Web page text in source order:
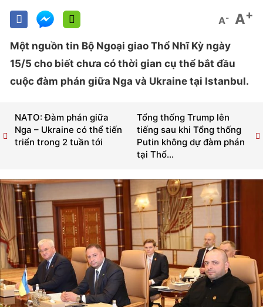
A- A+
Một nguồn tin Bộ Ngoại giao Thổ Nhĩ Kỳ ngày
15/5 cho biết chưa có thời gian cụ thể bắt đầu
cuộc đàm phán giữa Nga và Ukraine tại Istanbul.
Tổng thống Trump lên
tiếng sau khi Tổng thống
Putin không dự đàm phán
tại Thổ...
NATO: Đàm phán giữa
Nga – Ukraine có thể tiến
triển trong 2 tuần tới